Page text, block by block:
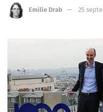
Emilie Drab 25